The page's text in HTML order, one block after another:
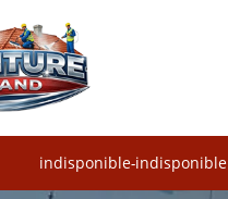
indisponible-indisponible